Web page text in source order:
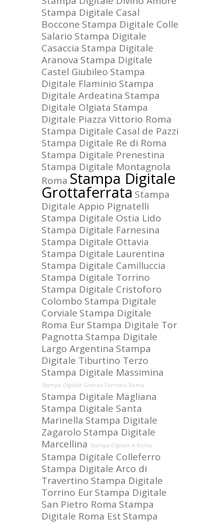
Stampa Digitale Casal
Boccone Stampa Digitale Colle
Salario Stampa Digitale
Casaccia Stampa Digitale
Aranova Stampa Digitale
Castel Giubileo Stampa
Digitale Flaminio Stampa
Digitale Ardeatina Stampa
Digitale Olgiata Stampa
Digitale Piazza Vittorio Roma
Stampa Digitale Casal de Pazzi
Stampa Digitale Re di Roma
Stampa Digitale Prenestina
Stampa Digitale Montagnola
Roma Stampa Digitale
Grottaferrata Stampa
Digitale Appio Pignatelli
Stampa Digitale Ostia Lido
Stampa Digitale Farnesina
Stampa Digitale Ottavia
Stampa Digitale Laurentina
Stampa Digitale Camilluccia
Stampa Digitale Torrino
Stampa Digitale Cristoforo
Colombo Stampa Digitale
Corviale Stampa Digitale
Roma EurStampa Digitale Tor
Pagnotta Stampa Digitale
Largo Argentina Stampa
Digitale Tiburtino Terzo
Stampa Digitale Massimina
Stampa Digitale Grande Formato Roma
Stampa Digitale Magliana
Stampa Digitale Santa
Marinella Stampa Digitale
Zagarolo Stampa Digitale
Marcellina Stampa Digitale A Roma
Stampa Digitale Colleferro
Stampa Digitale Arco di
Travertino Stampa Digitale
Torrino EurStampa Digitale
San Pietro Roma Stampa
Digitale Roma Est Stampa